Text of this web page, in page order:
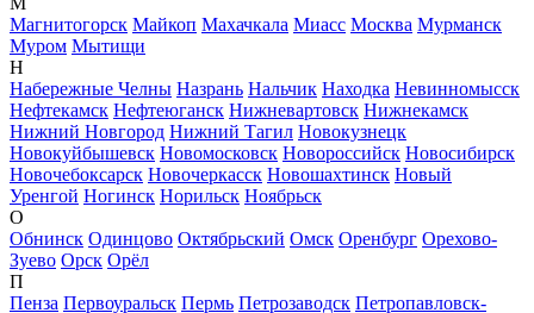
Магнитогорск Майкоп Махачкала Миасс Москва Мурманск
Муром Мытищи
Н
Набережные Челны Назрань Нальчик Находка Невинномысск
Нефтекамск Нефтеюганск Нижневартовск Нижнекамск
Нижний Новгород Нижний Тагил Новокузнецк
Новокуйбышевск Новомосковск Новороссийск Новосибирск
Новочебоксарск Новочеркасск Новошахтинск Новый
Уренгой Ногинск Норильск Ноябрьск
О
Обнинск Одинцово Октябрьский Омск Оренбург Орехово-
Зуево Орск Орёл
П
Пенза Первоуральск Пермь Петрозаводск Петропавловск-